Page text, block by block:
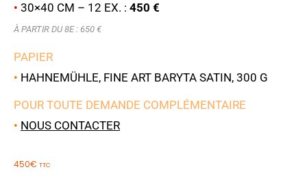
• 30×40 CM – 12 EX. : 450 €
À PARTIR DU 8E : 650 €
PAPIER
• HAHNEMÜHLE, FINE ART BARYTA SATIN, 300 G
POUR TOUTE DEMANDE COMPLÉMENTAIRE
• NOUS CONTACTER
450€ TTC